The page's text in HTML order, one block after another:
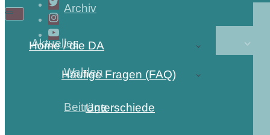
Archiv
Aktuelles
Wahlen
Beiträge
Navigations-
Navigations-
Home / die DA
Häufige Fragen (FAQ)
Unterschiede